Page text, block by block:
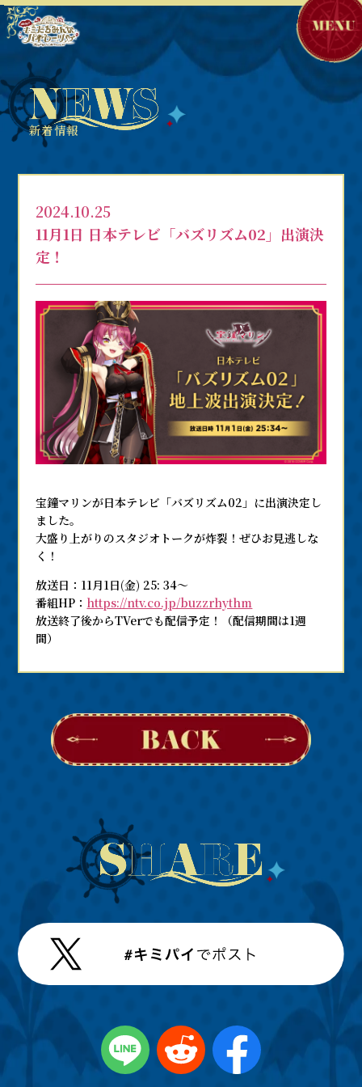
新着情報
2024.10.25
11月1日 日本テレビ「バズリズム02」出演決
定！
宝鐘マリンが日本テレビ「バズリズム02」に出演決定し
ました。
大盛り上がりのスタジオトークが炸裂！ぜひお見逃しな
く！
放送日：11月1日(金) 25: 34〜
番組HP： https://ntv.co.jp/buzzrhythm
放送終了後からTVerでも配信予定！（配信期間は1週
間）